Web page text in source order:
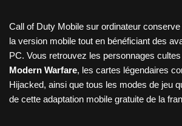
Call of Duty Mobile sur ordinateur conserve
la version mobile tout en bénéficiant des
PC. Vous retrouvez les personnages
Modern Warfare, les cartes légendaires
Hijacked, ainsi que tous les modes de jeu
de cette adaptation mobile gratuite de la